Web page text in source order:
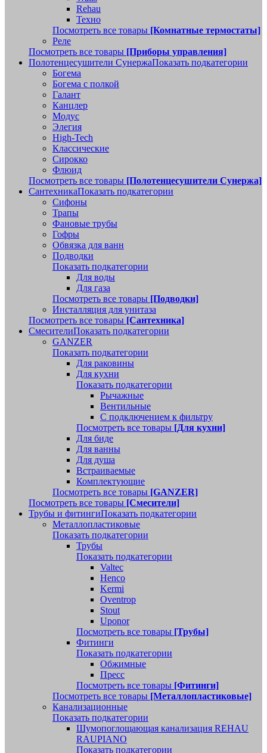
Rehau
Техно
Посмотреть все товары [Комнатные термостаты]
Реле
Посмотреть все товары [Приборы управления]
Полотенцесушители СунержаПоказать подкатегории
Богема
Богема с полкой
Галант
Канцлер
Модус
Элегия
High-Tech
Классические
Сирокко
Флюид
Посмотреть все товары [Полотенцесушители Сунержа]
СантехникаПоказать подкатегории
Сифоны
Трапы
Фановые трубы
Гофры
Обвязка для ванн
Подводки
Показать подкатегории
Для воды
Для газа
Посмотреть все товары [Подводки]
Инсталляция для унитаза
Посмотреть все товары [Сантехника]
СмесителиПоказать подкатегории
GANZER
Показать подкатегории
Для раковины
Для кухни
Показать подкатегории
Рычажные
Вентильные
С подключением к фильтру
Посмотреть все товары [Для кухни]
Для биде
Для ванны
Для душа
Встраиваемые
Комплектующие
Посмотреть все товары [GANZER]
Посмотреть все товары [Смесители]
Трубы и фитингиПоказать подкатегории
Металлопластиковые
Показать подкатегории
Трубы
Показать подкатегории
Valtec
Henco
Kermi
Oventrop
Stout
Uponor
Посмотреть все товары [Трубы]
Фитинги
Показать подкатегории
Обжимные
Пресс
Посмотреть все товары [Фитинги]
Посмотреть все товары [Металлопластиковые]
Канализационные
Показать подкатегории
Шумопоглощающая канализация REHAU
RAUPIANO
Показать подкатегории